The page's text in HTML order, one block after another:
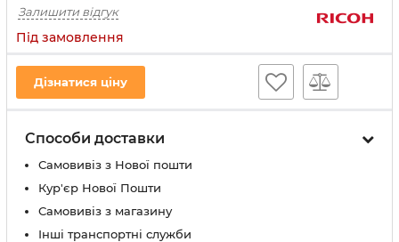
Залишити відгук
Під замовлення
Дізнатися ціну
Способи доставки
Самовивіз з Нової пошти
Кур'єр Нової Пошти
Самовивіз з магазину
Інші транспортні служби